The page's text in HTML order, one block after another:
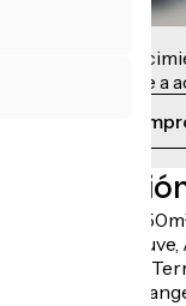
Este
compromete a
Ver sus
Appartement
individuelle
avec digicode).
Salon, salle à